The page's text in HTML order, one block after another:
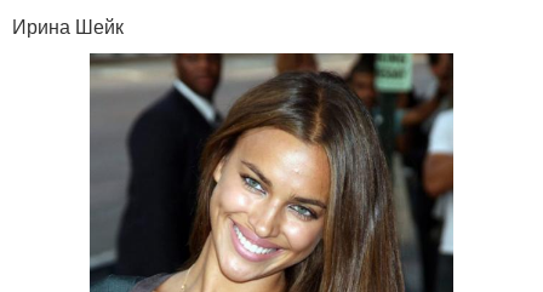
Ирина Шейк